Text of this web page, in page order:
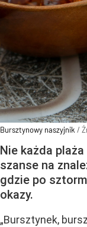
Bursztynowy naszyjnik /
Nie każda
szanse na
gdzie po
okazy.
„Bursztynek,